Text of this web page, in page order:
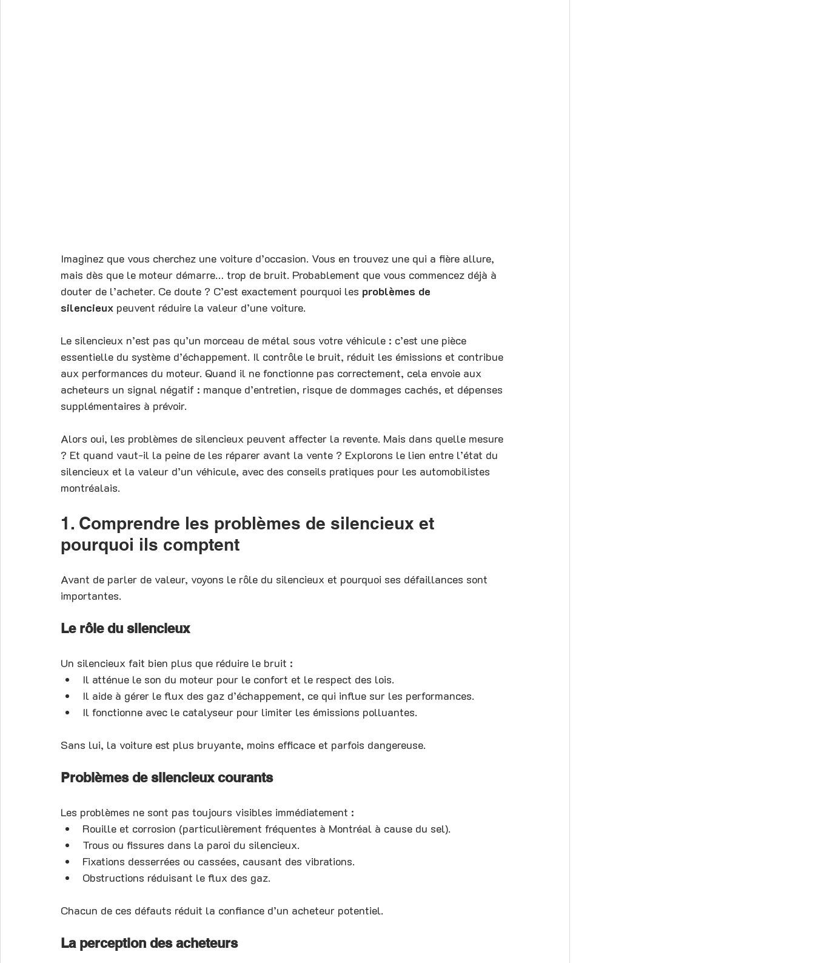
Imaginez que vous cherchez une voiture d’occasion. Vous en trouvez une qui a fière allure,
mais dès que le moteur démarre… trop de bruit. Probablement que vous commencez déjà à
douter de l’acheter. Ce doute ? C’est exactement pourquoi les problèmes de
silencieux peuvent réduire la valeur d’une voiture.
Le silencieux n’est pas qu’un morceau de métal sous votre véhicule : c’est une pièce
essentielle du système d’échappement. Il contrôle le bruit, réduit les émissions et contribue
aux performances du moteur. Quand il ne fonctionne pas correctement, cela envoie aux
acheteurs un signal négatif : manque d’entretien, risque de dommages cachés, et dépenses
supplémentaires à prévoir.
Alors oui, les problèmes de silencieux peuvent affecter la revente. Mais dans quelle mesure
? Et quand vaut-il la peine de les réparer avant la vente ? Explorons le lien entre l’état du
silencieux et la valeur d’un véhicule, avec des conseils pratiques pour les automobilistes
montréalais.
1. Comprendre les problèmes de silencieux et
pourquoi ils comptent
Avant de parler de valeur, voyons le rôle du silencieux et pourquoi ses défaillances sont
importantes.
Le rôle du silencieux
Un silencieux fait bien plus que réduire le bruit :
Il atténue le son du moteur pour le confort et le respect des lois.
Il aide à gérer le flux des gaz d’échappement, ce qui influe sur les performances.
Il fonctionne avec le catalyseur pour limiter les émissions polluantes.
Sans lui, la voiture est plus bruyante, moins efficace et parfois dangereuse.
Problèmes de silencieux courants
Les problèmes ne sont pas toujours visibles immédiatement :
Rouille et corrosion (particulièrement fréquentes à Montréal à cause du sel).
Trous ou fissures dans la paroi du silencieux.
Fixations desserrées ou cassées, causant des vibrations.
Obstructions réduisant le flux des gaz.
Chacun de ces défauts réduit la confiance d’un acheteur potentiel.
La perception des acheteurs